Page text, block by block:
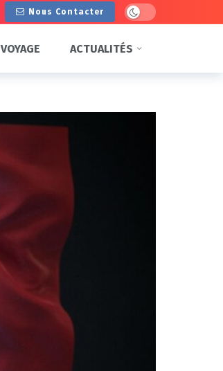
Nous Contacter Dark mode
VOYAGE ACTUALITÉS